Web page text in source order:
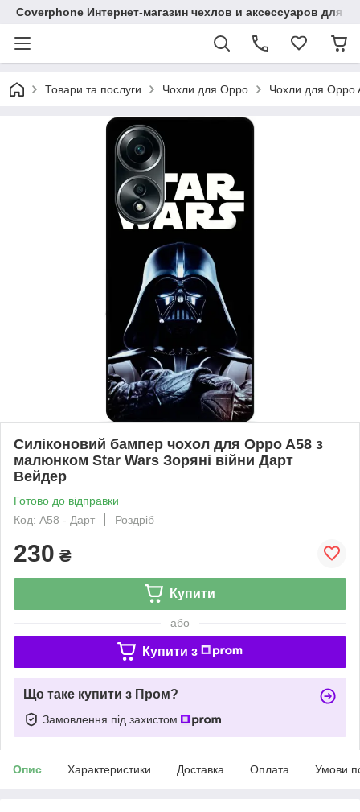
Coverphone Интернет-магазин чехлов и аксессуаров для
Товари та послуги Чохли для Oppo Чохли для Oppo
Силіконовий бампер чохол для Oppo A58 з
малюнком Star Wars Зоряні війни Дарт
Вейдер
Готово до відправки
Код: A58 - Дарт
Роздріб
230 ₴
Купити
або
Купити з
Що таке купити з Пром?
Замовлення під захистом
Опис Характеристики Доставка Оплата Умови